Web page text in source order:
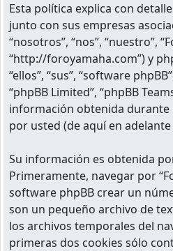
Esta política explica con
junto con sus empresas
“nosotros”, “nos”, “nuestro”,
“http://foroyamaha.com”) y
“ellos”, “sus”, “software
“phpBB Limited”, “phpBB
información obtenida durante
por usted (de aquí en
Su información es obtenida
Primeramente, navegar por
software phpBB crear un
son un pequeño archivo de
los archivos temporales del
primeras dos cookies sólo